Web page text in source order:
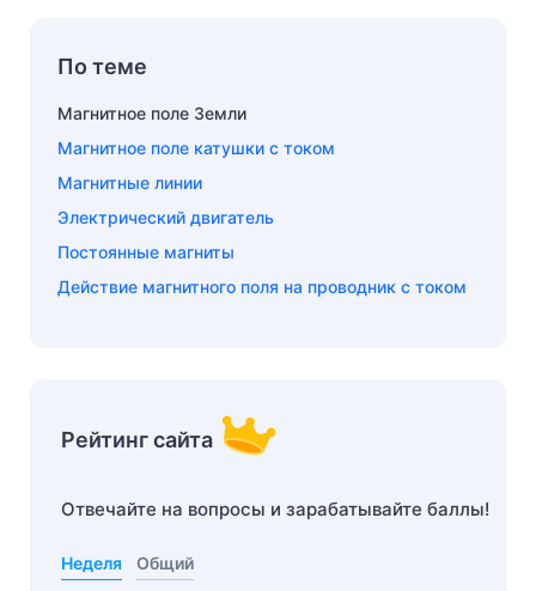
По теме
Магнитное поле Земли
Магнитное поле катушки с током
Магнитные линии
Электрический двигатель
Постоянные магниты
Действие магнитного поля на проводник с током
Рейтинг сайта
Отвечайте на вопросы и зарабатывайте баллы!
Неделя Общий